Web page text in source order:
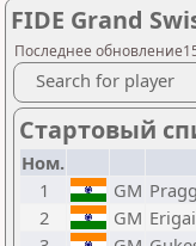
FIDE Grand
Последнее
Search for player
Стартовый
Ном.
1
GM
2
GM